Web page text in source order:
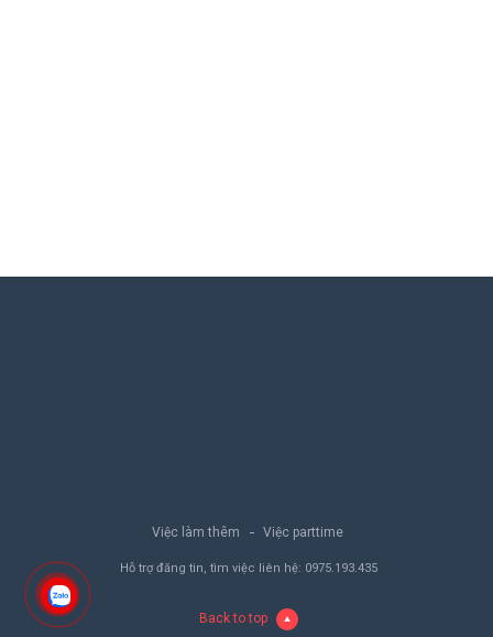
Việc làm thêm Việc parttime
Hỗ trợ đăng tin, tìm việc liên hệ: 0975.193.435
Back to top